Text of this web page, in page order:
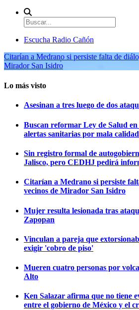
Escucha Radio Cañón
Citarían a Medrano si persiste falta de
Mirador San Isidro
Lo más visto
Asesinan a tres luego de dos
Buscan reformar Ley de Salud
alertas sanitarias por mala
Sin registro formal de
Jalisco, pero CEDHJ pedirá
Citarían a Medrano si persiste
vecinos de Mirador San Isidro
Mujer resulta lesionada tras
Zapopan
Vinculan a pareja que
exigir 'cobro de piso'
Mueren cuatro personas por
Alto
Ken Salazar afirma que no tiene
entre el gobierno de México y el